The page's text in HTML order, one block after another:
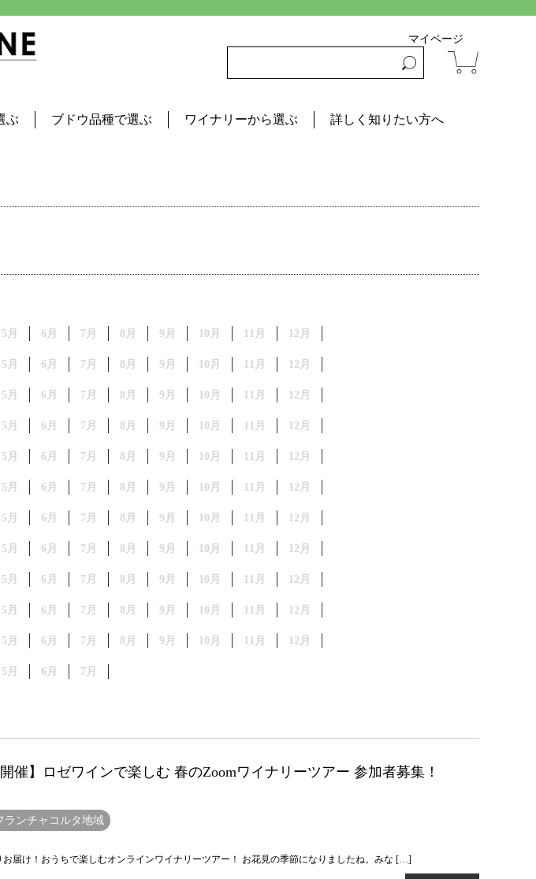
マイページ
ぶ ブドウ品種で選ぶ ワイナリーから選ぶ 詳しく知りたい方へ
5月 6月 7月 8月 9月 10月 11月 12月
5月 6月 7月 8月 9月 10月 11月 12月
5月 6月 7月 8月 9月 10月 11月 12月
5月 6月 7月 8月 9月 10月 11月 12月
5月 6月 7月 8月 9月 10月 11月 12月
5月 6月 7月 8月 9月 10月 11月 12月
5月 6月 7月 8月 9月 10月 11月 12月
5月 6月 7月 8月 9月 10月 11月 12月
5月 6月 7月 8月 9月 10月 11月 12月
5月 6月 7月 8月 9月 10月 11月 12月
5月 6月 7月 8月 9月 10月 11月 12月
5月 6月 7月
開催】ロゼワインで楽しむ 春のZoomワイナリーツアー 参加者募集！
ランチャコルタ地域
お届け！おうちで楽しむオンラインワイナリーツアー！ お花見の季節になりましたね。みな […]